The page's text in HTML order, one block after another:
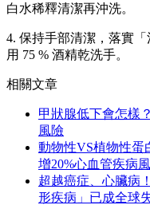
白水稀釋清潔再沖洗。
4. 保持手部清潔，落實
用 75 % 酒精乾洗手。
相關文章
甲狀腺低下會怎樣
風險
動物性VS植物性蛋
增20%心血管疾病
超越癌症、心臟病
形疾病」已成全球